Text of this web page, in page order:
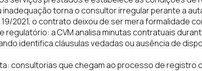
inadequação torna o consultor irregular perante a
2021, o contrato deixou de ser mera formalidade
a CVM analisa minutas contratuais
identifica cláusulas vedadas ou ausência de
consultorias que chegam ao processo de registro